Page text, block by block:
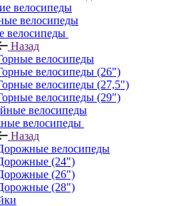
велосипеды
велосипеды
велосипеды
Назад
велосипеды
велосипеды (26")
велосипеды (27,5")
велосипеды (29")
велосипеды
велосипеды
Назад
велосипеды
(24")
(26")
(28")